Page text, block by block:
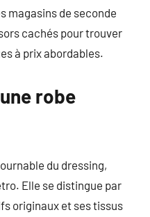
magasins de seconde
cachés pour trouver
à prix abordables.
robe
du dressing,
Elle se distingue par
originaux et ses tissus